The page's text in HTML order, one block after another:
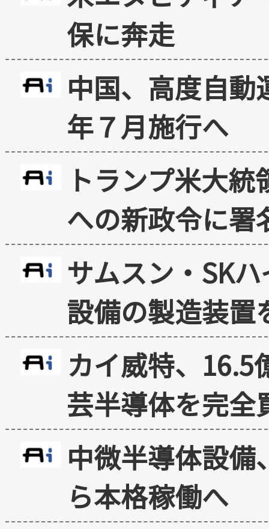
保に奔走
中国、高度自
年７月施行へ
トランプ米大
への新政令に署
サムスン・SK
設備の製造装置
カイ威特、16.5
芸半導体を完全
中微半導体設
ら本格稼働へ